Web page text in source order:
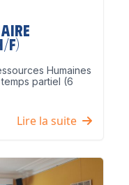
F)
Humaines
temps partiel (6
Lire la suite